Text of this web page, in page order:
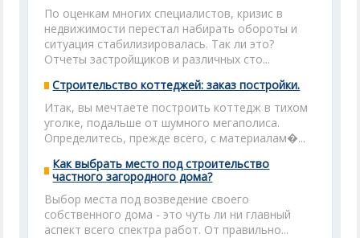
По оценкам многих специалистов, кризис в
недвижимости перестал набирать обороты и
ситуация стабилизировалась. Так ли это?
Отчеты застройщиков и различных сто...
Строительство коттеджей: заказ постройки.
Итак, вы мечтаете построить коттедж в тихом
уголке, подальше от шумного мегаполиса.
Определитесь, прежде всего, с материалам�...
Как выбрать место под строительство
частного загородного дома?
Выбор места под возведение своего
собственного дома - это чуть ли ни главный
аспект всего спектра работ. От правильно...